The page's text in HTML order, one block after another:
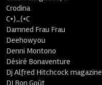
Crodina
C•)_(•C
Damned Frau Frau
Deehowyou
Denni Montono
Désiré Bonaventure
Dj Alfred Hitchcock magazine
DJ Bon Goût